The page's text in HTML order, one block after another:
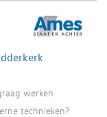
werken
technieken?